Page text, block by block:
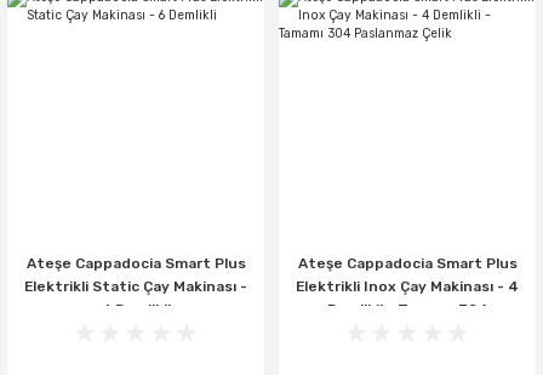
Ateşe Cappadocia Smart Plus
Elektrikli Static Çay Makinası -
6 Demlikli
Ateşe Cappadocia Smart Plus
Elektrikli Inox Çay Makinası - 4
Demlikli - Tamamı 304